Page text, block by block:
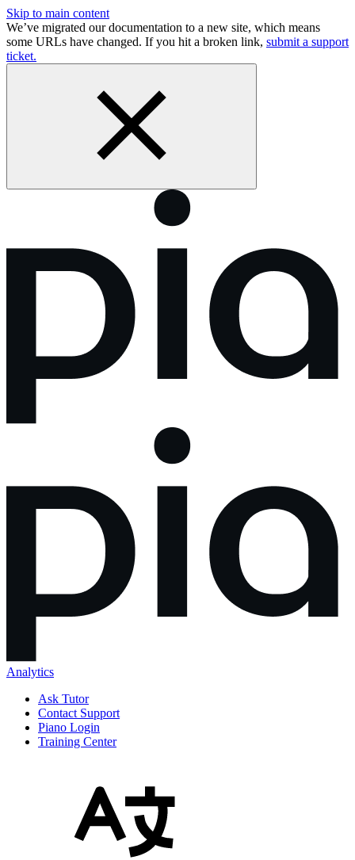
Skip to main content
We’ve migrated our documentation to a new site, which means
some URLs have changed. If you hit a broken link, submit a support
ticket.
Analytics
Ask Tutor
Contact Support
Piano Login
Training Center